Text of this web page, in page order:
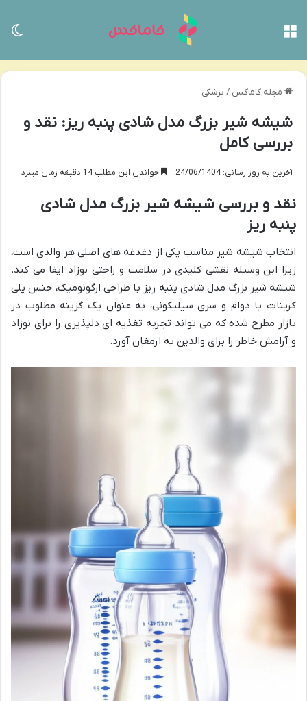
مجله کاماکس / پزشکی
شیشه شیر بزرگ مدل شادی پنبه ریز: نقد و
بررسی کامل
آخرین به روز رسانی: 24/06/1404 خواندن این مطلب 14 دقیقه زمان میبرد
نقد و بررسی شیشه شیر بزرگ مدل شادی
پنبه ریز
انتخاب شیشه شیر مناسب یکی از دغدغه های اصلی هر والدی است،
زیرا این وسیله نقشی کلیدی در سلامت و راحتی نوزاد ایفا می کند.
شیشه شیر بزرگ مدل شادی پنبه ریز با طراحی ارگونومیک، جنس پلی
کربنات با دوام و سری سیلیکونی، به عنوان یک گزینه مطلوب در
بازار مطرح شده که می تواند تجربه تغذیه ای دلپذیری را برای نوزاد
و آرامش خاطر را برای والدین به ارمغان آورد.